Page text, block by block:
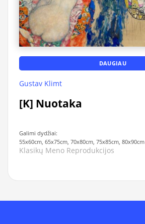
DAUGIAU
Gustav Klimt
[K] Nuotaka
Galimi dydžiai:
55x60cm, 65x75cm, 70x80cm, 75x85cm, 80x90cm
Klasikų Meno Reprodukcijos